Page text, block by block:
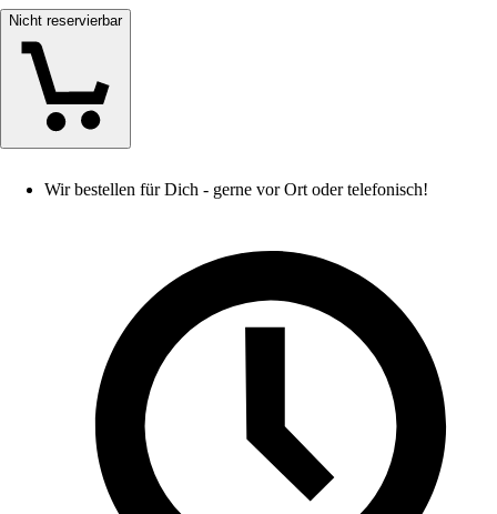
Nicht reservierbar
Wir bestellen für Dich - gerne vor Ort oder telefonisch!